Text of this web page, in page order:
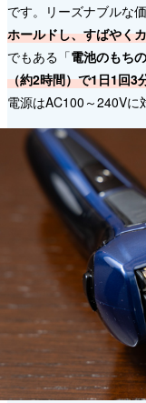
です。リーズナブルな
ホールドし、すばやく
でもある「電池のもち
（約2時間）で1日1回3
電源はAC100～240Vに